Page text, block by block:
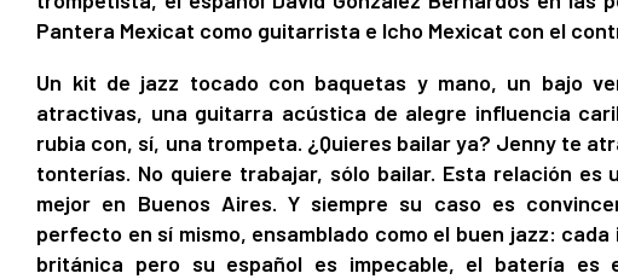
Pantera Mexicat como guitarrista e Icho Mexicat con el
Un kit de jazz tocado con baquetas y mano, un bajo
atractivas, una guitarra acústica de alegre influencia
rubia con, sí, una trompeta. ¿Quieres bailar ya? Jenny te
tonterías. No quiere trabajar, sólo bailar. Esta relación es
mejor en Buenos Aires. Y siempre su caso es
perfecto en sí mismo, ensamblado como el buen jazz:
británica pero su español es impecable, el batería es